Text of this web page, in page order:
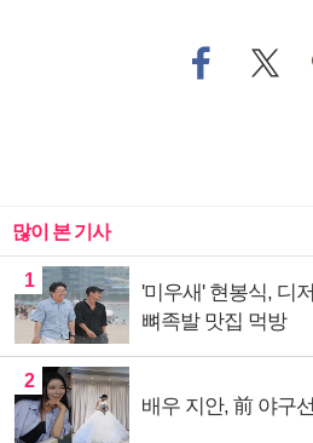
많이 본 기사
1
'미우새' 현봉식, 디
뼈족발 맛집 먹방
2
배우 지안, 前 야구